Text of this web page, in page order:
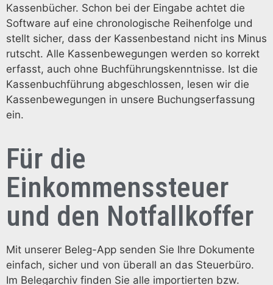
Kassenbücher. Schon bei der Eingabe achtet die
Software auf eine chronologische Reihenfolge und
stellt sicher, dass der Kassenbestand nicht ins Minus
rutscht. Alle Kassenbewegungen werden so korrekt
erfasst, auch ohne Buchführungskenntnisse. Ist die
Kassenbuchführung abgeschlossen, lesen wir die
Kassenbewegungen in unsere Buchungserfassung
ein.
Für die
Einkommenssteuer
und den Notfallkoffer
Mit unserer Beleg-App senden Sie Ihre Dokumente
einfach, sicher und von überall an das Steuerbüro.
Im Belegarchiv finden Sie alle importierten bzw.